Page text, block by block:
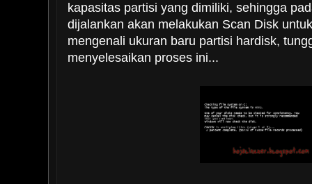
kapasitas partisi yang dimiliki, sehingga
dijalankan akan melakukan Scan Disk
mengenali ukuran baru partisi hardisk,
menyelesaikan proses ini...